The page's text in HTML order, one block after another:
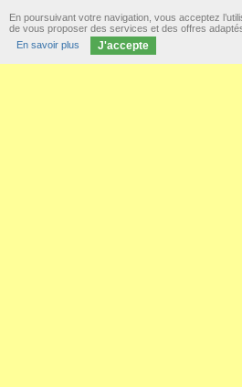
En poursuivant votre navigation, vous acceptez
de vous proposer des services et des offres
En savoir plus
J'accepte